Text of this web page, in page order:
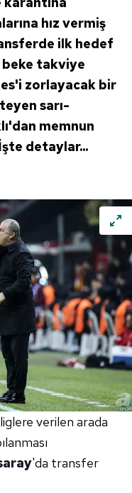
hız vermiş
ilk hedef
beke takviye
zorlayacak bir
sarı-
memnun
detaylar...
verilen arada
'da transfer